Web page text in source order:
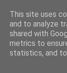
This site uses
and to analyze
shared with
metrics to
statistics, and